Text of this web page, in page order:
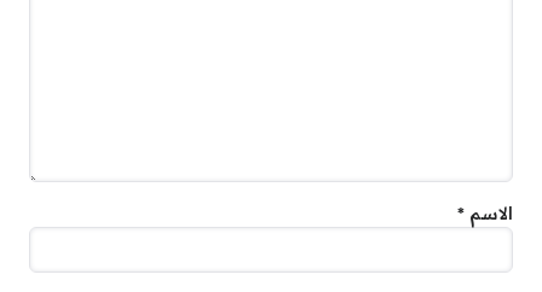
الاسم *